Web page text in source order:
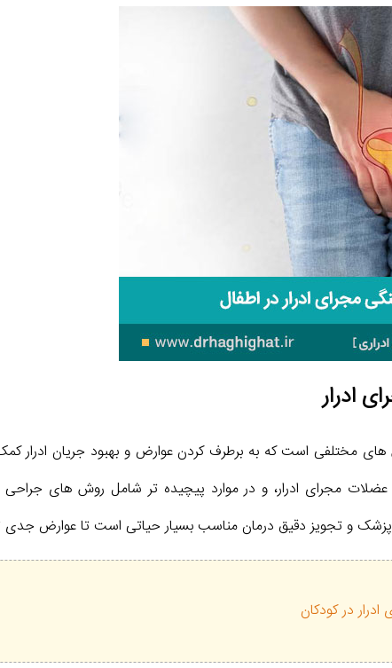
ادرار
مختلفی است که به برطرف کردن عوارض و بهبود جریان ادرار
عضلات مجرای ادرار، و در موارد پیچیده تر شامل روش های
و تجویز دقیق درمان مناسب بسیار حیاتی است تا عوارض جدی
در کودکان